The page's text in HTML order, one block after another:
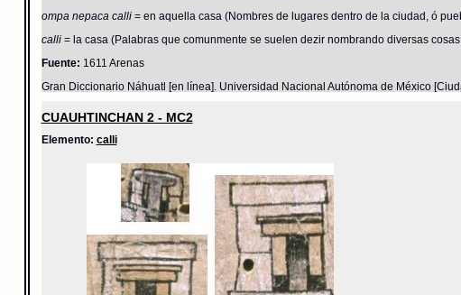
ompa nepaca calli = en aquella casa (Nombres de lugares dentro de la ciudad, ó
calli = la casa (Palabras que comunmente se suelen dezir nombrando diversas
Fuente: 1611 Arenas
Gran Diccionario Náhuatl [en línea]. Universidad Nacional Autónoma de México
CUAUHTINCHAN 2 - MC2
Elemento: calli